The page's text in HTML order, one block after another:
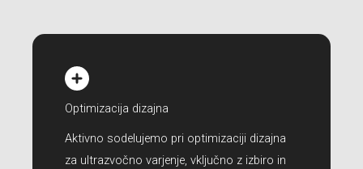
Optimizacija dizajna
Aktivno sodelujemo pri optimizaciji dizajna
za ultrazvočno varjenje, vključno z izbiro in